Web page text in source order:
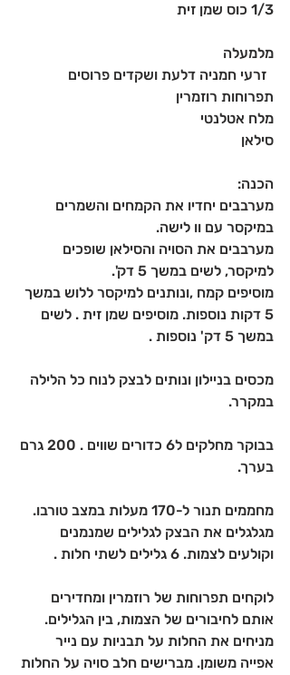
1/3 כוס שמן זית
מלמעלה
תפרוחות רוזמרין
מלח אטלנטי
סילאן
הכנה:
מערבבים יחדיו את הקמחים והשמרים
במיקסר עם וו לישה.
מערבבים את הסויה והסילאן שופכים
למיקסר, לשים במשך 5 דק'.
מוסיפים קמח ,ונותנים למיקסר ללוש במשך
5 דקות נוספות. מוסיפים שמן זית . לשים
במשך 5 דק' נוספות .
מכסים בניילון ונותים לבצק לנוח כל הלילה
במקרר.
בבוקר מחלקים ל6 כדורים שווים . 200 גרם
בערך.
מחממים תנור ל-170 מעלות במצב טורבו.
מגלגלים את הבצק לגלילים שמנמנים
וקולעים לצמות. 6 גלילים לשתי חלות .
לוקחים תפרוחות של רוזמרין ומחדירים
אותם לחיבורים של הצמות, בין הגלילים.
מניחים את החלות על תבניות עם נייר
אפייה משומן. מברישים חלב סויה על החלות